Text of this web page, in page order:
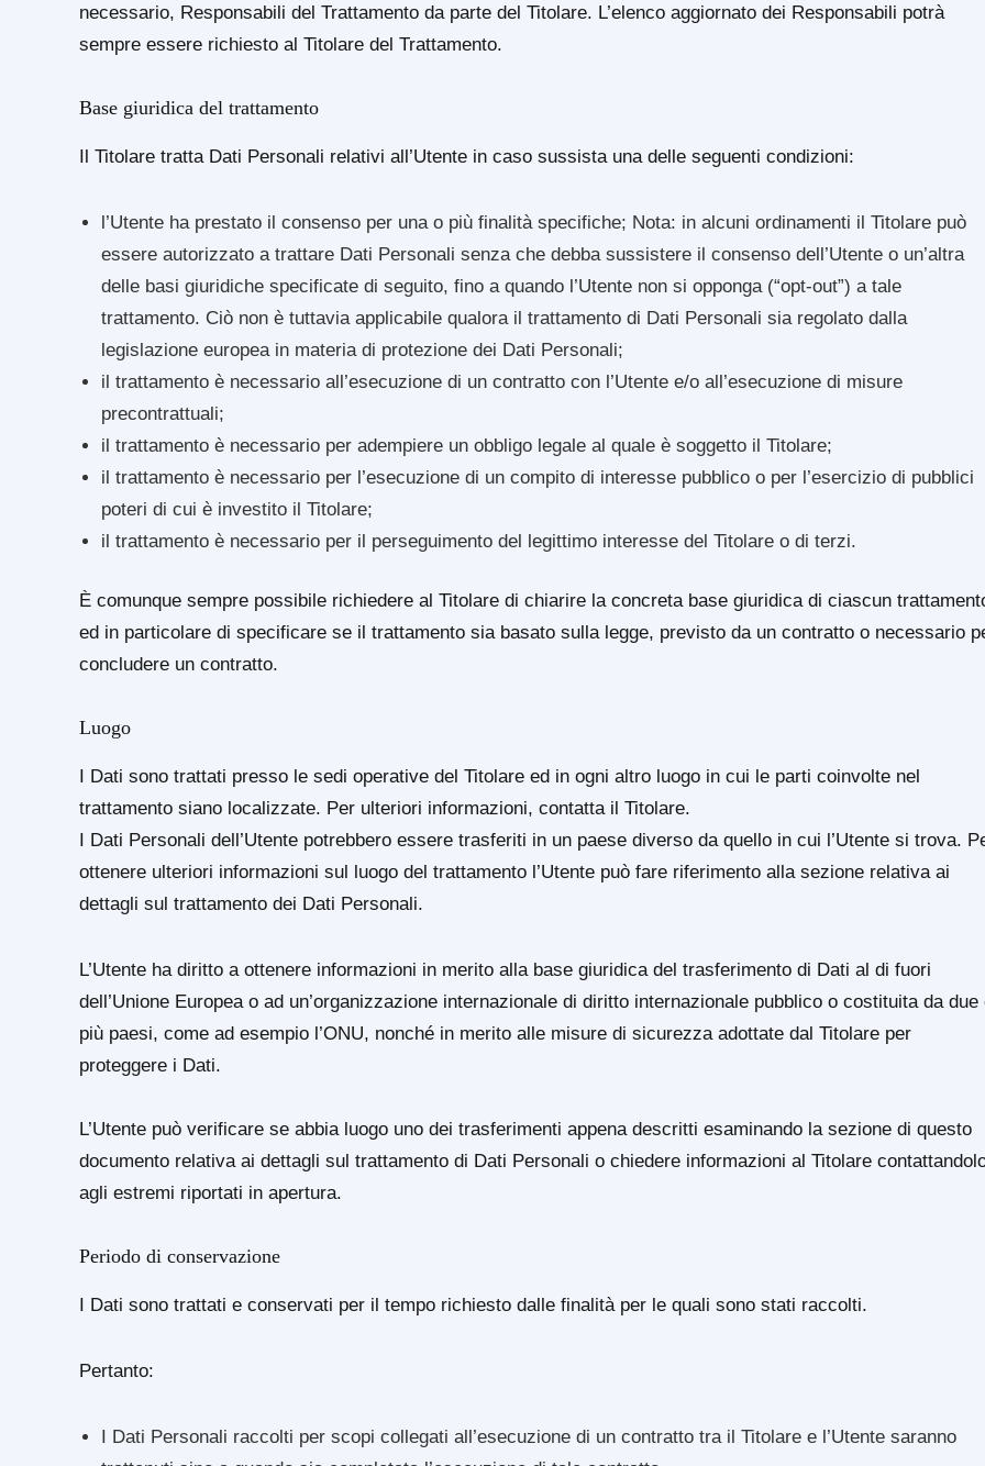
necessario, Responsabili del Trattamento da parte del Titolare. L’elenco aggiornato dei Responsabili potrà
sempre essere richiesto al Titolare del Trattamento.
Base giuridica del trattamento
Il Titolare tratta Dati Personali relativi all’Utente in caso sussista una delle seguenti condizioni:
l’Utente ha prestato il consenso per una o più finalità specifiche; Nota: in alcuni ordinamenti il Titolare può
essere autorizzato a trattare Dati Personali senza che debba sussistere il consenso dell’Utente o un’altra
delle basi giuridiche specificate di seguito, fino a quando l’Utente non si opponga (“opt-out”) a tale
trattamento. Ciò non è tuttavia applicabile qualora il trattamento di Dati Personali sia regolato dalla
legislazione europea in materia di protezione dei Dati Personali;
il trattamento è necessario all’esecuzione di un contratto con l’Utente e/o all’esecuzione di misure
precontrattuali;
il trattamento è necessario per adempiere un obbligo legale al quale è soggetto il Titolare;
il trattamento è necessario per l’esecuzione di un compito di interesse pubblico o per l’esercizio di pubblici
poteri di cui è investito il Titolare;
il trattamento è necessario per il perseguimento del legittimo interesse del Titolare o di terzi.
È comunque sempre possibile richiedere al Titolare di chiarire la concreta base giuridica di ciascun
ed in particolare di specificare se il trattamento sia basato sulla legge, previsto da un contratto o necessario
concludere un contratto.
Luogo
I Dati sono trattati presso le sedi operative del Titolare ed in ogni altro luogo in cui le parti coinvolte nel
trattamento siano localizzate. Per ulteriori informazioni, contatta il Titolare.
I Dati Personali dell’Utente potrebbero essere trasferiti in un paese diverso da quello in cui l’Utente si trova.
ottenere ulteriori informazioni sul luogo del trattamento l’Utente può fare riferimento alla sezione relativa ai
dettagli sul trattamento dei Dati Personali.
L’Utente ha diritto a ottenere informazioni in merito alla base giuridica del trasferimento di Dati al di fuori
dell’Unione Europea o ad un’organizzazione internazionale di diritto internazionale pubblico o costituita da due
più paesi, come ad esempio l’ONU, nonché in merito alle misure di sicurezza adottate dal Titolare per
proteggere i Dati.
L’Utente può verificare se abbia luogo uno dei trasferimenti appena descritti esaminando la sezione di questo
documento relativa ai dettagli sul trattamento di Dati Personali o chiedere informazioni al Titolare
agli estremi riportati in apertura.
Periodo di conservazione
I Dati sono trattati e conservati per il tempo richiesto dalle finalità per le quali sono stati raccolti.
Pertanto:
I Dati Personali raccolti per scopi collegati all’esecuzione di un contratto tra il Titolare e l’Utente saranno